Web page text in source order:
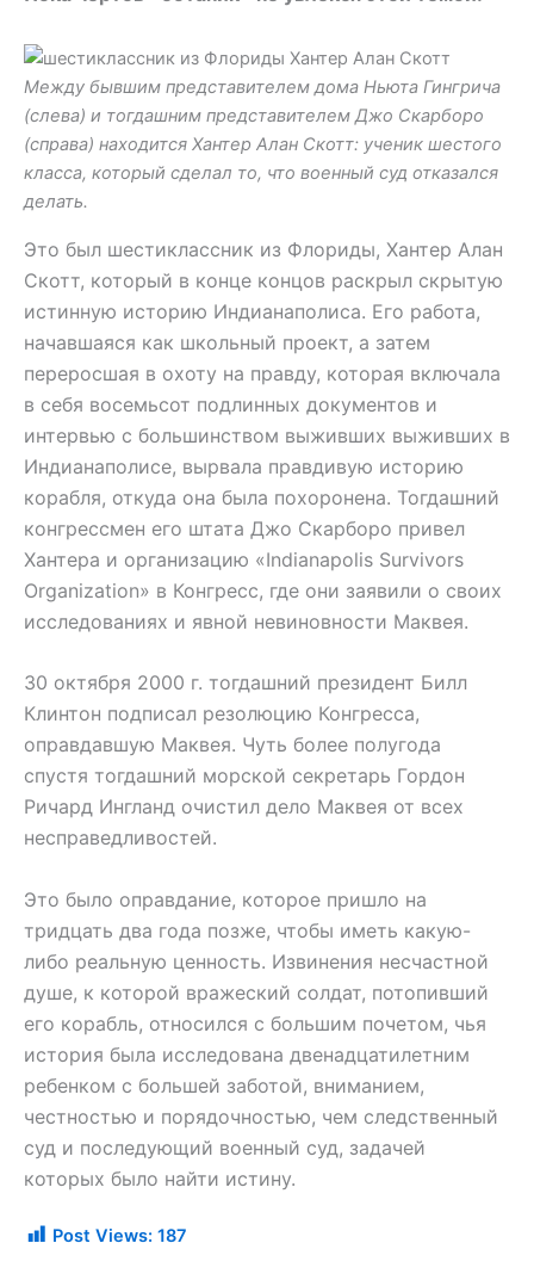
Между бывшим представителем дома Ньюта Гингрича
(слева) и тогдашним представителем Джо Скарборо
(справа) находится Хантер Алан Скотт: ученик шестого
класса, который сделал то, что военный суд отказался
делать.
Это был шестиклассник из Флориды, Хантер Алан
Скотт, который в конце концов раскрыл скрытую
истинную историю Индианаполиса. Его работа,
начавшаяся как школьный проект, а затем
переросшая в охоту на правду, которая включала
в себя восемьсот подлинных документов и
интервью с большинством выживших выживших в
Индианаполисе, вырвала правдивую историю
корабля, откуда она была похоронена. Тогдашний
конгрессмен его штата Джо Скарборо привел
Хантера и организацию «Indianapolis Survivors
Organization» в Конгресс, где они заявили о своих
исследованиях и явной невиновности Маквея.
30 октября 2000 г. тогдашний президент Билл
Клинтон подписал резолюцию Конгресса,
оправдавшую Маквея. Чуть более полугода
спустя тогдашний морской секретарь Гордон
Ричард Ингланд очистил дело Маквея от всех
несправедливостей.
Это было оправдание, которое пришло на
тридцать два года позже, чтобы иметь какую-
либо реальную ценность. Извинения несчастной
душе, к которой вражеский солдат, потопивший
его корабль, относился с большим почетом, чья
история была исследована двенадцатилетним
ребенком с большей заботой, вниманием,
честностью и порядочностью, чем следственный
суд и последующий военный суд, задачей
которых было найти истину.
Post Views: 187